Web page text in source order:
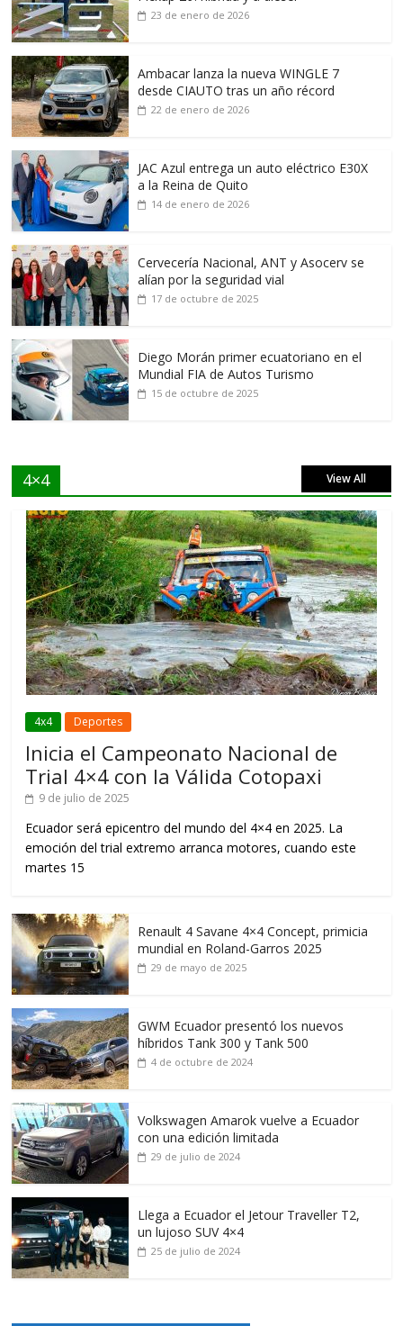
23 de enero de 2026
Ambacar lanza la nueva WINGLE 7
desde CIAUTO tras un año récord
22 de enero de 2026
JAC Azul entrega un auto eléctrico E30X
a la Reina de Quito
14 de enero de 2026
Cervecería Nacional, ANT y Asocerv se
alían por la seguridad vial
17 de octubre de 2025
Diego Morán primer ecuatoriano en el
Mundial FIA de Autos Turismo
15 de octubre de 2025
4×4 View All
4x4 Deportes
Inicia el Campeonato Nacional de
Trial 4×4 con la Válida Cotopaxi
9 de julio de 2025
Ecuador será epicentro del mundo del 4×4 en 2025. La
emoción del trial extremo arranca motores, cuando este
martes 15
Renault 4 Savane 4×4 Concept, primicia
mundial en Roland-Garros 2025
29 de mayo de 2025
GWM Ecuador presentó los nuevos
híbridos Tank 300 y Tank 500
4 de octubre de 2024
Volkswagen Amarok vuelve a Ecuador
con una edición limitada
29 de julio de 2024
Llega a Ecuador el Jetour Traveller T2,
un lujoso SUV 4×4
25 de julio de 2024